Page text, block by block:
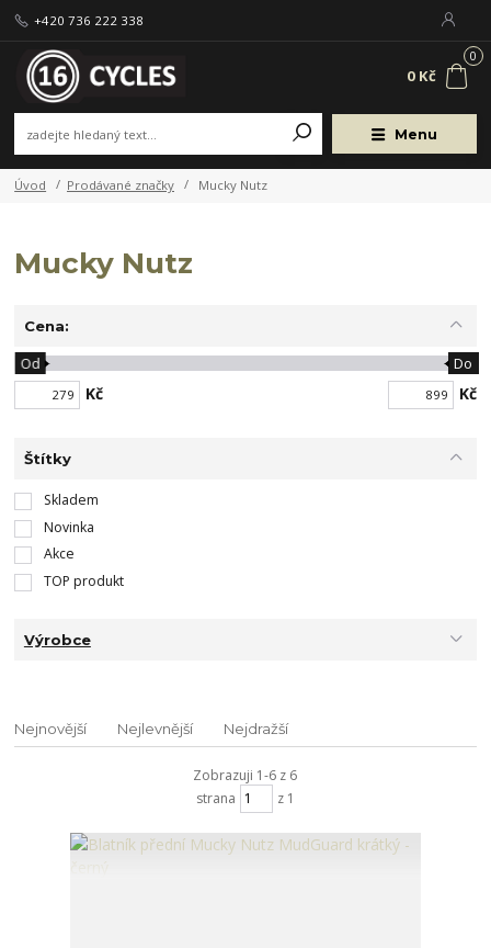
Menu
+420 736 222 338
0
0 Kč
Úvod Prodávané značky Mucky Nutz
Mucky Nutz
Cena:
Kč
Od Do
Kč
Štítky
Skladem
Novinka
Akce
TOP produkt
Výrobce
Nejnovější Nejlevnější Nejdražší
Zobrazuji 1-6 z 6
strana
z 1